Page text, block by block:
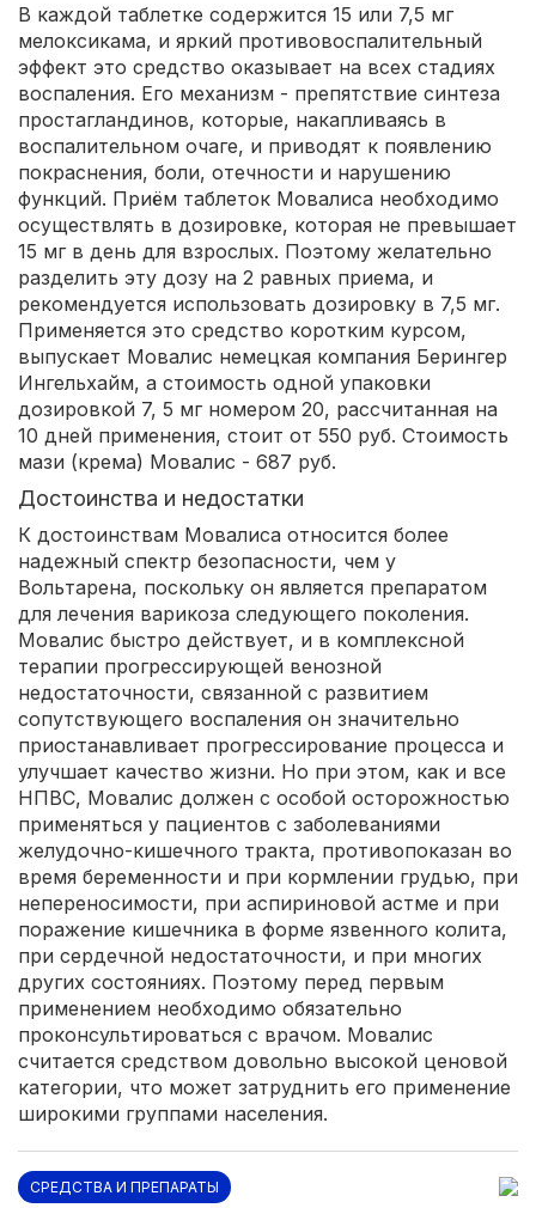
В каждой таблетке содержится 15 или 7,5 мг
мелоксикама, и яркий противовоспалительный
эффект это средство оказывает на всех стадиях
воспаления. Его механизм - препятствие синтеза
простагландинов, которые, накапливаясь в
воспалительном очаге, и приводят к появлению
покраснения, боли, отечности и нарушению
функций. Приём таблеток Мовалиса необходимо
осуществлять в дозировке, которая не превышает
15 мг в день для взрослых. Поэтому желательно
разделить эту дозу на 2 равных приема, и
рекомендуется использовать дозировку в 7,5 мг.
Применяется это средство коротким курсом,
выпускает Мовалис немецкая компания Берингер
Ингельхайм, а стоимость одной упаковки
дозировкой 7, 5 мг номером 20, рассчитанная на
10 дней применения, стоит от 550 руб. Стоимость
мази (крема) Мовалис - 687 руб.
Достоинства и недостатки
К достоинствам Мовалиса относится более
надежный спектр безопасности, чем у
Вольтарена, поскольку он является препаратом
для лечения варикоза следующего поколения.
Мовалис быстро действует, и в комплексной
терапии прогрессирующей венозной
недостаточности, связанной с развитием
сопутствующего воспаления он значительно
приостанавливает прогрессирование процесса и
улучшает качество жизни. Но при этом, как и все
НПВС, Мовалис должен с особой осторожностью
применяться у пациентов с заболеваниями
желудочно-кишечного тракта, противопоказан во
время беременности и при кормлении грудью, при
непереносимости, при аспириновой астме и при
поражение кишечника в форме язвенного колита,
при сердечной недостаточности, и при многих
других состояниях. Поэтому перед первым
применением необходимо обязательно
проконсультироваться с врачом. Мовалис
считается средством довольно высокой ценовой
категории, что может затруднить его применение
широкими группами населения.
СРЕДСТВА И ПРЕПАРАТЫ